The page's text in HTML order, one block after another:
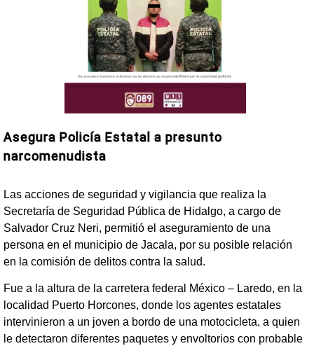
Asegura Policía Estatal a presunto
narcomenudista
Las acciones de seguridad y vigilancia que realiza la
Secretaría de Seguridad Pública de Hidalgo, a cargo de
Salvador Cruz Neri, permitió el aseguramiento de una
persona en el municipio de Jacala, por su posible relación
en la comisión de delitos contra la salud.
Fue a la altura de la carretera federal México – Laredo, en la
localidad Puerto Horcones, donde los agentes estatales
intervinieron a un joven a bordo de una motocicleta, a quien
le detectaron diferentes paquetes y envoltorios con probable